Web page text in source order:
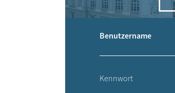
Benutzername
Kennwort